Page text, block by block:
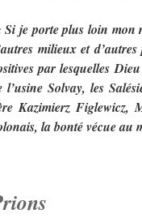
Si je porte plus loin mon
milieux et
par lesquelles
l’usine Solvay, les
Kazimierz Figlewicz,
la bonté vécue au